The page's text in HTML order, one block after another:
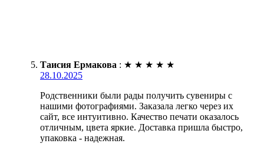
Таисия Ермакова : ★ ★ ★ ★ ★
28.10.2025
Родственники были рады получить сувениры с
нашими фотографиями. Заказала легко через их
сайт, все интуитивно. Качество печати оказалось
отличным, цвета яркие. Доставка пришла быстро,
упаковка - надежная.